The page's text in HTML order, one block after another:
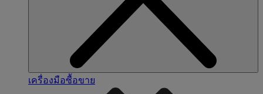
เครื่องมือซื้อขาย